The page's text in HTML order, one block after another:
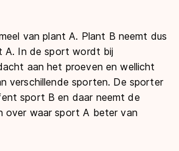
van plant A. Plant B neemt dus
A. In de sport wordt bij
aan het proeven en wellicht
verschillende sporten. De sporter
sport B en daar neemt de
over waar sport A beter van